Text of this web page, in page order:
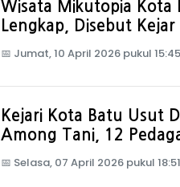
Wisata Mikutopia Kota
Lengkap, Disebut
📅 Jumat, 10 April 2026 pukul
Kejari Kota Batu Usut
Among Tani, 12
📅 Selasa, 07 April 2026 pukul